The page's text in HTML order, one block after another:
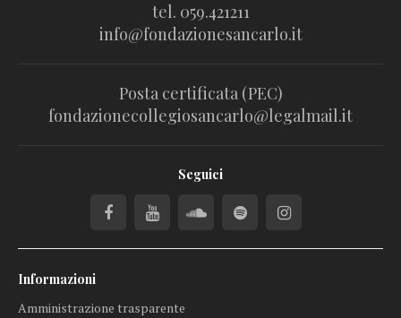
tel. 059.421211
info@fondazionesancarlo.it
Posta certificata (PEC)
fondazionecollegiosancarlo@legalmail.it
Seguici
Informazioni
Amministrazione trasparente